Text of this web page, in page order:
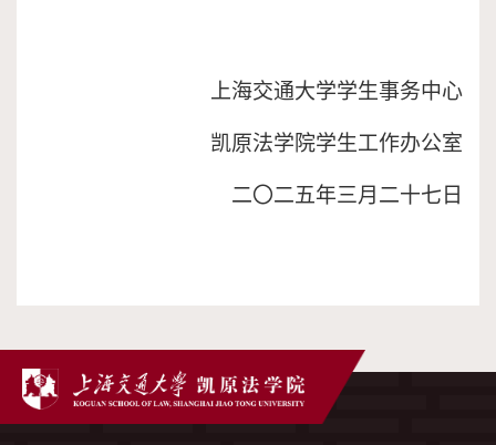
上海交通大学学生事务中心
凯原法学院学生工作办公室
二〇二五年三月二十七日